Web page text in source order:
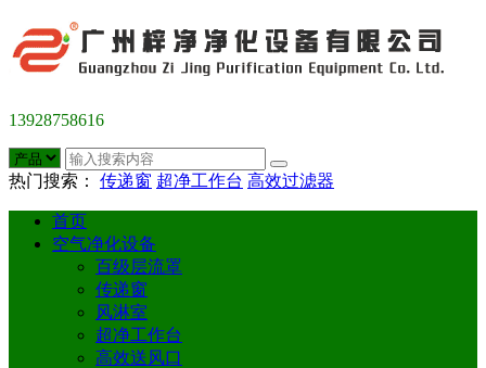
13928758616
热门搜索： 传递窗 超净工作台 高效过滤器
首页
空气净化设备
百级层流罩
传递窗
风淋室
超净工作台
高效送风口